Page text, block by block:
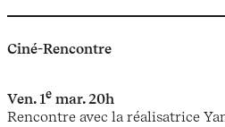
Ciné-Rencontre
Ven. 1e mar. 20h
Rencontre avec la réalisatrice